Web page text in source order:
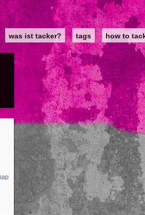
was ist tacker? tags how to